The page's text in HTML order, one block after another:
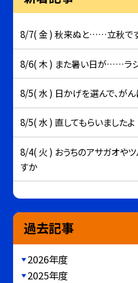
8/7( 金 ) 秋来ぬと……立秋で
8/6( 木 ) また暑い日が……ラ
8/5( 水 ) 日かげを選んで、が
8/5( 水 ) 直してもらいましたよ
8/4( 火 ) おうちのアサガオやツ
すか
過去記事
2026年度
2025年度